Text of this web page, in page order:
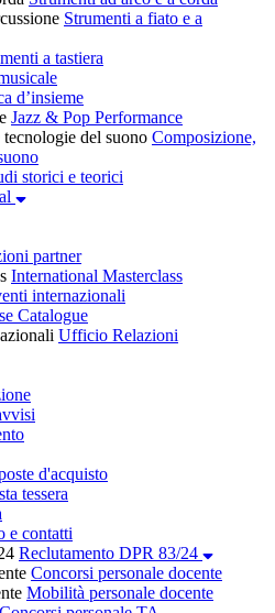
Strumenti a fiato e a
a tastiera
d’insieme
Jazz & Pop Performance
del suono Composizione,
storici e teorici
partner
International Masterclass
internazionali
Catalogue
Ufficio Relazioni
d'acquisto
tessera
e contatti
Reclutamento DPR 83/24
Concorsi personale docente
Mobilità personale docente